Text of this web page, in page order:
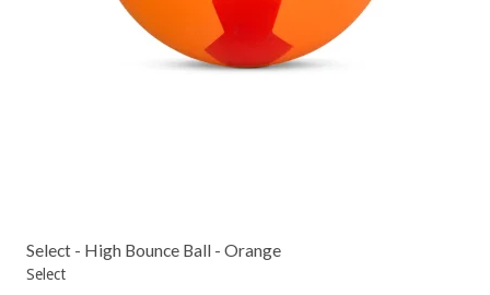
Select - High Bounce Ball - Orange
Select